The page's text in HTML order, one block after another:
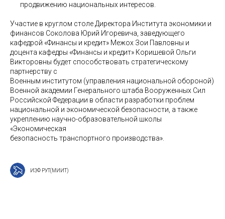
продвижению национальных интересов.
Участие в круглом столе Директора Института экономики и
финансов Соколова Юрий Игоревича, заведующего
кафедрой «Финансы и кредит» Межох Зои Павловны и
доцента кафедры «Финансы и кредит» Коришевой Ольги
Викторовны будет способствовать стратегическому
партнерству с
Военным институтом (управления национальной обороной)
Военной академии Генерального штаба Вооруженных Сил
Российской Федерации в области разработки проблем
национальной и экономической безопасности, а также
укреплению научно-образовательной школы
«Экономическая
безопасность транспортного производства».
ИЭФ РУТ(МИИТ)